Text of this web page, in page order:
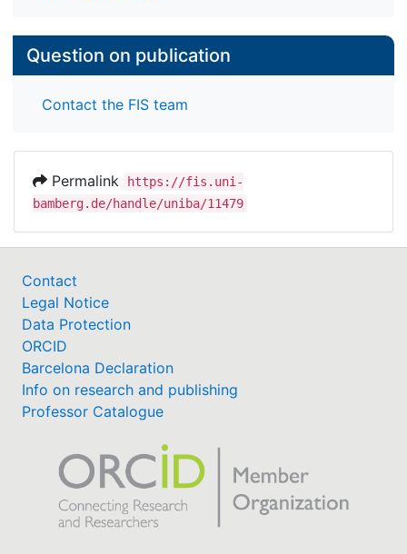
Question on publication
Contact the FIS team
Permalink
https://fis.uni-
bamberg.de/handle/uniba/11479
Contact
Legal Notice
Data Protection
ORCID
Barcelona Declaration
Info on research and publishing
Professor Catalogue